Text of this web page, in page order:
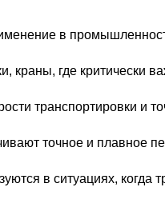
в
где критически
транспортировки и
точное и плавное
в ситуациях, когда